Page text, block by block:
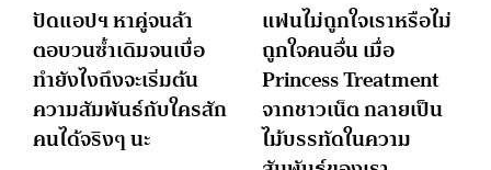
ปัดแอปฯ หาคู่จนล้า
ตอบวนซ้ำเดิมจนเบื่อ
ทำยังไงถึงจะเริ่มต้น
ความสัมพันธ์กับใครสัก
คนได้จริงๆ นะ
แฟนไม่ถูกใจเราหรือไม่
ถูกใจคนอื่น เมื่อ
Princess Treatment
จากชาวเน็ต กลายเป็น
ไม้บรรทัดในความ